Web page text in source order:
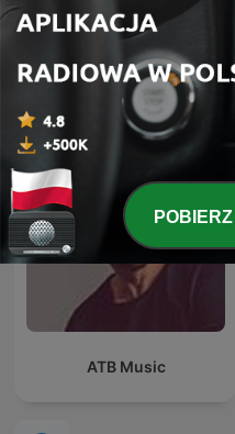
Hardstyle Rave - Monthly
Hardstyle Podcast
ATB Music